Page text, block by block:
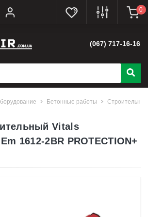
0
(067) 717-16-16
Бетонные работы
Vitals
1612-2BR PROTECTION+